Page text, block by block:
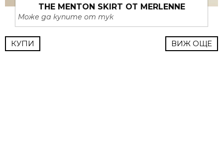
THE MENTON SKIRT ОТ MERLENNE
Може да купите от тук
КУПИ ВИЖ ОЩЕ